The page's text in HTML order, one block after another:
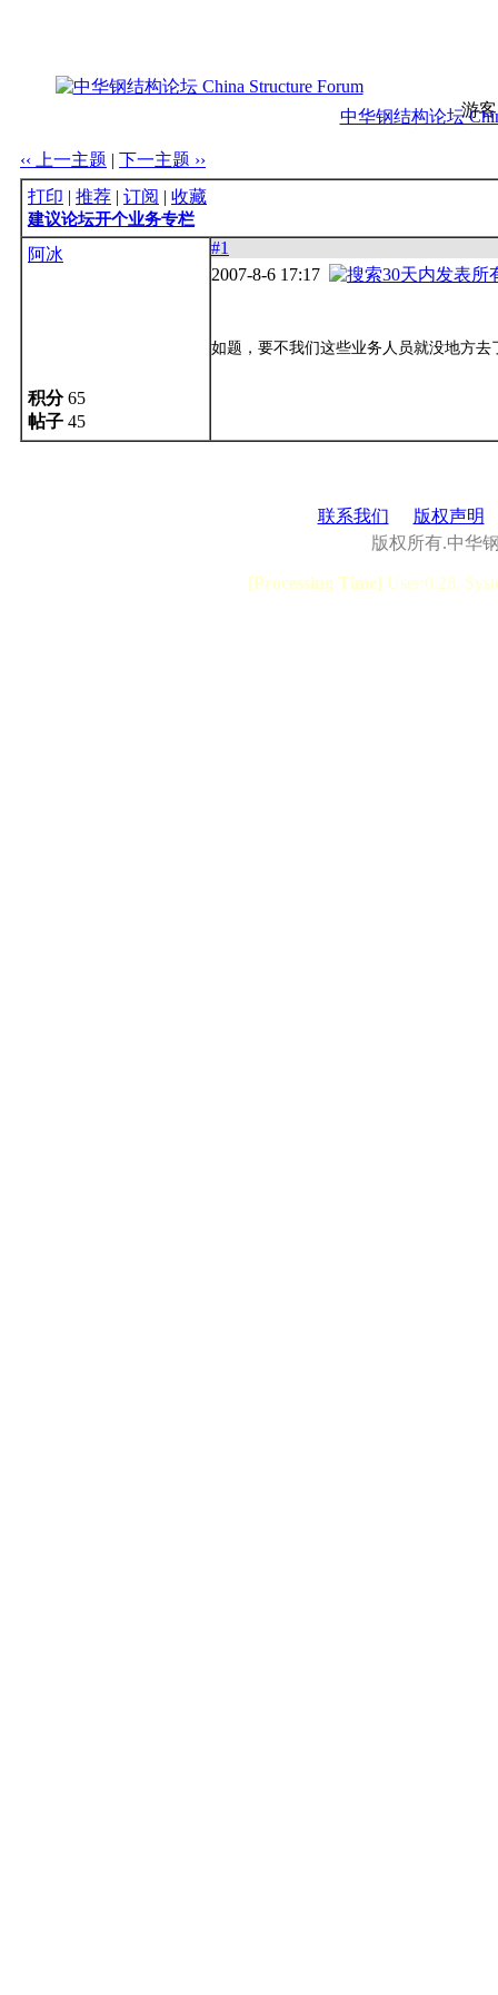
游
中华钢结构论坛
‹‹ 上一主题 | 下一主题 ››
打印 | 推荐 | 订阅 | 收藏
建议论坛开个业务专栏
阿冰
积分65
帖子 45
#1
2007-8-6 17:17
如题，要不我们这些业务人员就没地方去
联系我们
版权声明
版权所有.中华
[Processing Time] User:0.28,